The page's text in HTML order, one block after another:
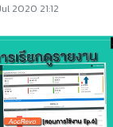
2020 21:12